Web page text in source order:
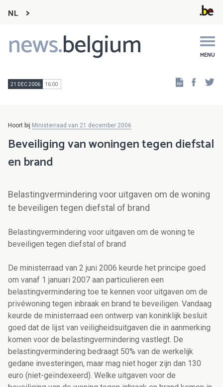
NL
news.belgium MENU
Main
navigation
21 DEC 2006 16:00
Hoort bij Ministerraad van 21 december 2006
Beveiliging van woningen tegen diefstal
en brand
Belastingvermindering voor uitgaven om de woning
te beveiligen tegen diefstal of brand
Belastingvermindering voor uitgaven om de woning te
beveiligen tegen diefstal of brand
De ministerraad van 2 juni 2006 keurde het principe goed
om vanaf 1 januari 2007 aan particulieren een
belastingvermindering toe te kennen voor uitgaven om de
privéwoning tegen inbraak en brand te beveiligen. Vandaag
keurde de ministerraad een ontwerp van koninklijk besluit
goed dat de lijst van veiligheidsuitgaven die in aanmerking
komen voor de belastingvermindering vastlegt. De
belastingvermindering bedraagt 50% van de werkelijk
gedane investeringen, maar mag niet hoger zijn dan 130
euro (niet-geïndexeerd). Welke uitgaven voor de